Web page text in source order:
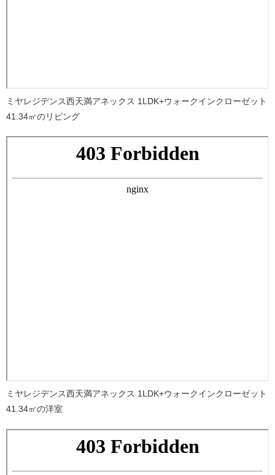
ミヤレジデンス西天満アネックス 1LDK+ウォークインクローゼット
41.34㎡のリビング
ミヤレジデンス西天満アネックス 1LDK+ウォークインクローゼット
41.34㎡の洋室